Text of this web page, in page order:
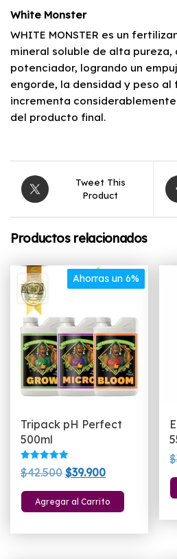
White Monster
WHITE MONSTER es un
mineral soluble de alta pureza,
potenciador, logrando un
engorde, la densidad y peso al
incrementa
del producto final.
Tweet This
Product
Productos relacionados
Ahorras un 6%
Tripack pH Perfect
500ml
Valorado
con
de 5
$42.500 El
precio
original
$39.900El
precio
actual
Agregar al Carrito
$